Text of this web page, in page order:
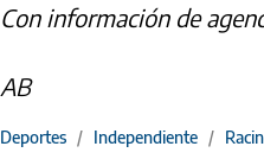
Con información de
AB
Deportes / Independiente /